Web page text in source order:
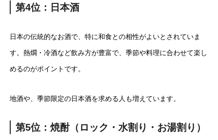
第4位：日本酒
日本の伝統的なお酒で、特に和食との相性がよいとされていま
す。熱燗・冷酒など飲み方が豊富で、季節や料理に合わせて楽し
めるのがポイントです。
地酒や、季節限定の日本酒を求める人も増えています。
第5位：焼酎（ロック・水割り・お湯割り）